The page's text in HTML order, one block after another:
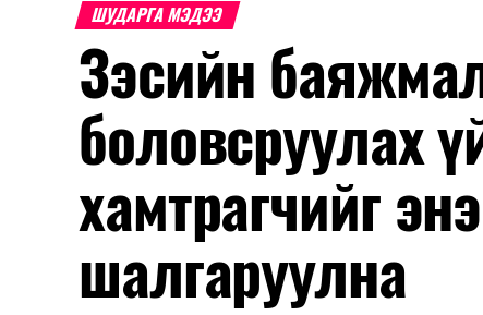
ШУДАРГА МЭДЭЭ
Зэсийн
боловсруулах
хамтрагчийг
шалгаруулна